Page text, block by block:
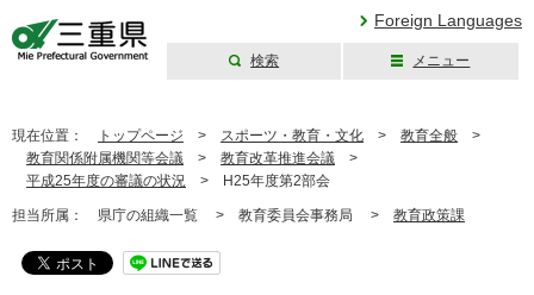
Foreign Languages
検索 メニュー
現在位置： トップページ > スポーツ・教育・文化 > 教育全般 >
教育関係附属機関等会議 > 教育改革推進会議 >
平成25年度の審議の状況 > H25年度第2部会
担当所属： 県庁の組織一覧 > 教育委員会事務局 > 教育政策課